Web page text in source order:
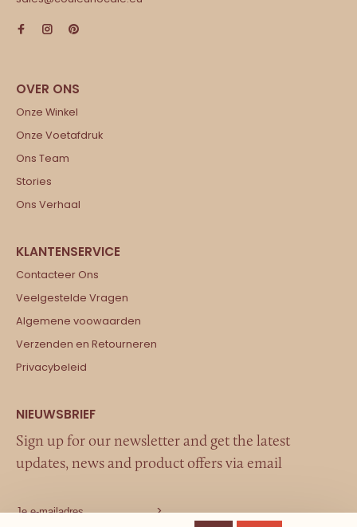
Onze Winkel
Onze Voetafdruk
Ons Team
Stories
Ons Verhaal
Contacteer Ons
Veelgestelde Vragen
Algemene voowaarden
Verzenden en Retourneren
Privacybeleid
Sign up for our newsletter and get the latest
updates, news and product offers via email